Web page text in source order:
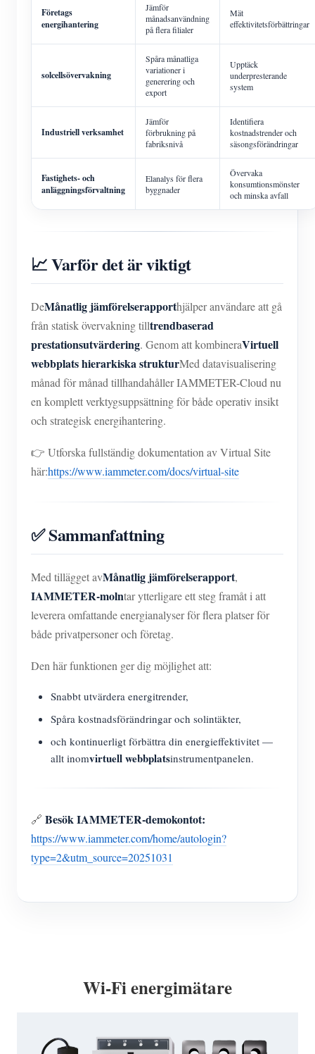
Företags
energihantering
Jämför
månadsanvändning
på flera filialer
Mät
effektivitetsförbättringar
solcellsövervakning
Spåra månatliga
variationer i
generering och
export
Upptäck
underpresterande
system
Industriell verksamhet
Jämför
förbrukning på
fabriksnivå
Identifiera
kostnadstrender och
säsongsförändringar
Fastighets- och
anläggningsförvaltning
Elanalys för flera
byggnader
Övervaka
konsumtionsmönster
och minska avfall
📈 Varför det är viktigt
DeMånatlig jämförelserapporthjälper användare att gå
från statisk övervakning tilltrendbaserad
prestationsutvärdering. Genom att kombineraVirtuell
webbplats hierarkiska strukturMed datavisualisering
månad för månad tillhandahåller IAMMETER-Cloud nu
en komplett verktygsuppsättning för både operativ insikt
och strategisk energihantering.
👉 Utforska fullständig dokumentation av Virtual Site
här:https://www.iammeter.com/docs/virtual-site
✅ Sammanfattning
Med tillägget avMånatlig jämförelserapport,
IAMMETER-molntar ytterligare ett steg framåt i att
leverera omfattande energianalyser för flera platser för
både privatpersoner och företag.
Den här funktionen ger dig möjlighet att:
Snabbt utvärdera energitrender,
Spåra kostnadsförändringar och solintäkter,
och kontinuerligt förbättra din energieffektivitet —
allt inomvirtuell webbplatsinstrumentpanelen.
🔗 Besök IAMMETER-demokontot:
https://www.iammeter.com/home/autologin?
type=2&utm_source=20251031
Wi-Fi energimätare